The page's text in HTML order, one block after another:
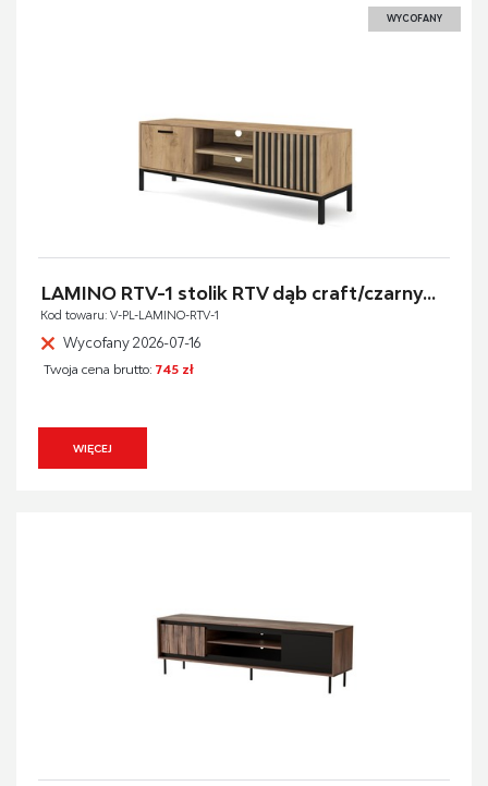
WYCOFANY
LAMINO RTV-1 stolik RTV dąb craft/czarny...
Kod towaru: V-PL-LAMINO-RTV-1
Wycofany 2026-07-16
Twoja cena brutto: 745 zł
WIĘCEJ